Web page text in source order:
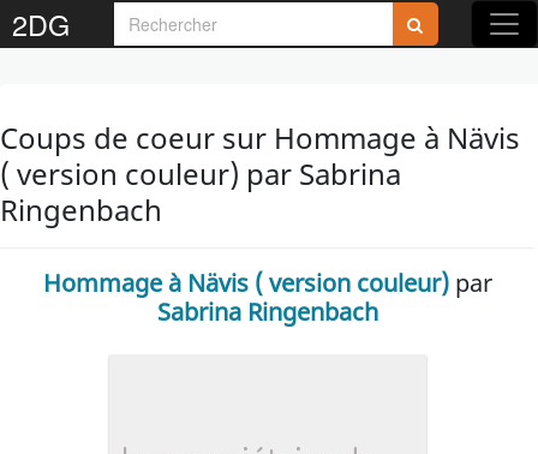
2DG
Coups de coeur sur Hommage à Nävis
( version couleur) par Sabrina
Ringenbach
Hommage à Nävis ( version couleur)par
Sabrina Ringenbach